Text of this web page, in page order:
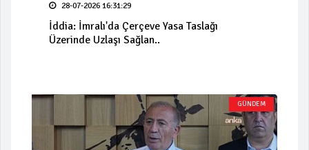
28-07-2026 16:31:29
İddia: İmralı'da Çerçeve Yasa Taslağı
Üzerinde Uzlaşı Sağlan..
GÜNDEM